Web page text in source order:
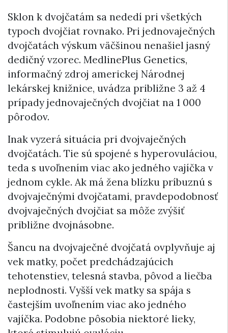
Sklon k dvojčatám sa nededí pri všetkých
typoch dvojčiat rovnako. Pri jednovaječných
dvojčatách výskum väčšinou nenašiel jasný
dedičný vzorec. MedlinePlus Genetics,
informačný zdroj americkej Národnej
lekárskej knižnice, uvádza približne 3 až 4
prípady jednovaječných dvojčiat na 1 000
pôrodov.
Inak vyzerá situácia pri dvojvaječných
dvojčatách. Tie sú spojené s hyperovuláciou,
teda s uvoľnením viac ako jedného vajíčka v
jednom cykle. Ak má žena blízku príbuznú s
dvojvaječnými dvojčatami, pravdepodobnosť
dvojvaječných dvojčiat sa môže zvýšiť
približne dvojnásobne.
Šancu na dvojvaječné dvojčatá ovplyvňuje aj
vek matky, počet predchádzajúcich
tehotenstiev, telesná stavba, pôvod a liečba
neplodnosti. Vyšší vek matky sa spája s
častejším uvoľnením viac ako jedného
vajíčka. Podobne pôsobia niektoré lieky,